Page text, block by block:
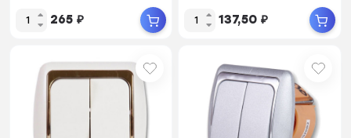
265 ₽ 137,50 ₽